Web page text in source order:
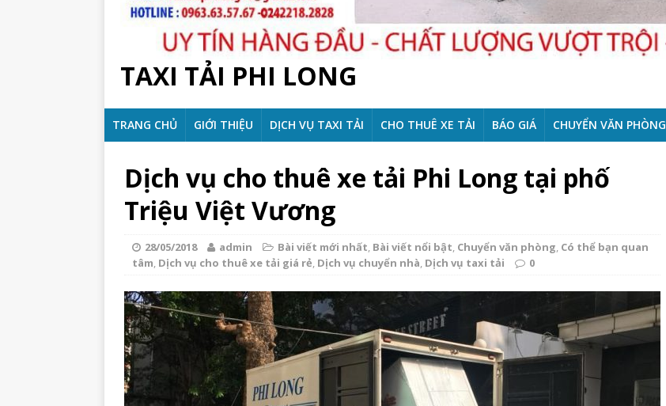
TAXI TẢI PHI LONG
TRANG CHỦ GIỚI THIỆU DỊCH VỤ TAXI TẢI CHO THUÊ XE TẢI BÁO GIÁ CHUYỂN VĂN PHÒNG
Dịch vụ cho thuê xe tải Phi Long tại phố
Triệu Việt Vương
28/05/2018 admin Bài viết mới nhất, Bài viết nổi bật, Chuyển văn phòng, Có thể bạn quan
tâm, Dịch vụ cho thuê xe tải giá rẻ, Dịch vụ chuyển nhà, Dịch vụ taxi tải 0